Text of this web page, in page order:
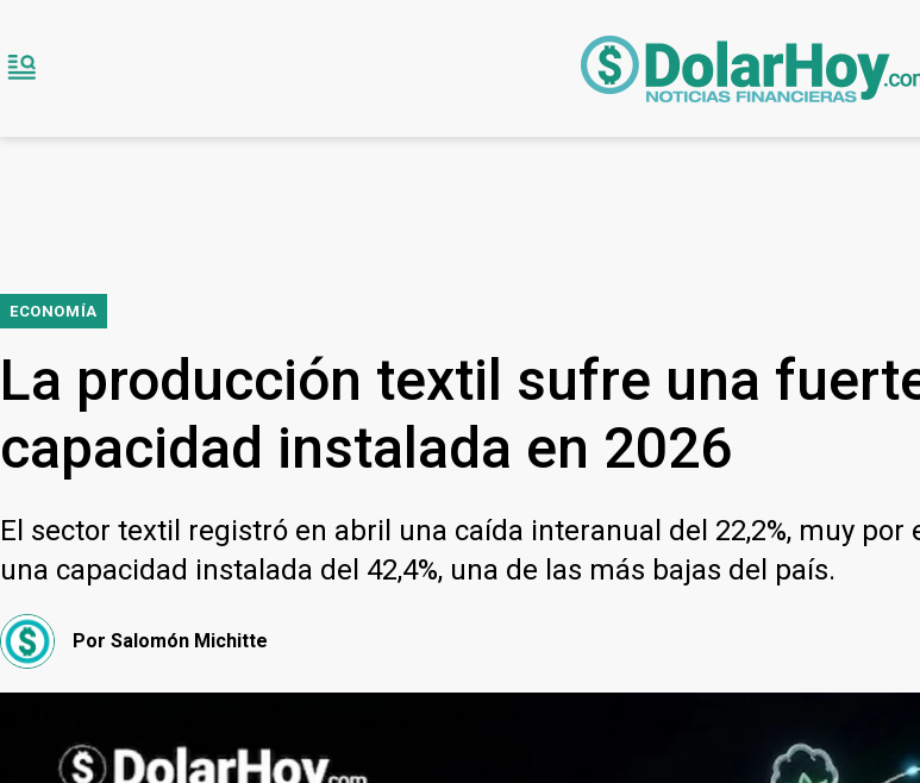
ECONOMÍA
La producción textil sufre una
capacidad instalada en 2026
El sector textil registró en abril una caída interanual del 22,2%, muy
una capacidad instalada del 42,4%, una de las más bajas del país.
Por Salomón Michitte